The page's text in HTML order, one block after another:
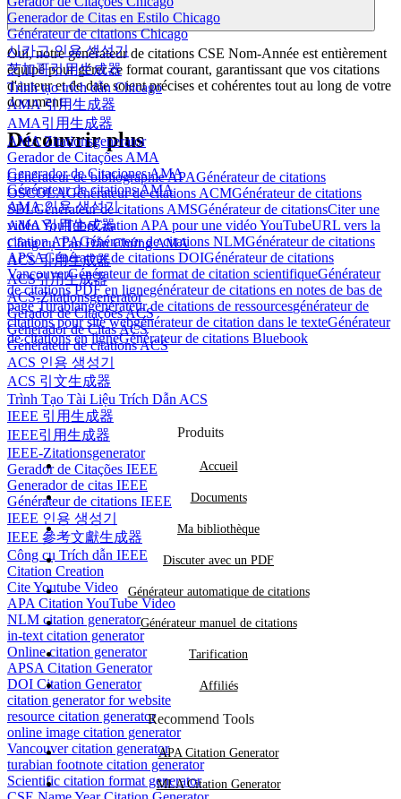
Generador de Citas en Estilo Chicago
Générateur de citations Chicago
시카고 인용 생성기
芝加哥引用生成器
Trình tạo trích dẫn Chicago
AMA 引用生成器
AMA引用生成器
AMA Zitationsgenerator
Gerador de Citações AMA
Generador de Citaciones AMA
Générateur de citations AMA
AMA 인용 생성기
AMA 引用生成器
Công cụ Tạo Dẫn Chứng AMA
ACS 引用生成器
ACS引用生成器
ACS-Zitationsgenerator
Gerador de Citações ACS
Generador de Citas ACS
Générateur de citations ACS
ACS 인용 생성기
ACS 引文生成器
Trình Tạo Tài Liệu Trích Dẫn ACS
IEEE 引用生成器
IEEE引用生成器
IEEE-Zitationsgenerator
Gerador de Citações IEEE
Generador de citas IEEE
Générateur de citations IEEE
IEEE 인용 생성기
IEEE 參考文獻生成器
Công cụ Trích dẫn IEEE
Citation Creation
Cite Youtube Video
APA Citation YouTube Video
NLM citation generator
in-text citation generator
Online citation generator
APSA Citation Generator
DOI Citation Generator
citation generator for website
resource citation generator
online image citation generator
Vancouver citation generator
turabian footnote citation generator
Scientific citation format generator
Oui, notre générateur de citations CSE Nom-Année est entièrement
équipé pour gérer ce format courant, garantissant que vos citations
d'auteur et de date soient précises et cohérentes tout au long de votre
document.
Découvrir plus
Générateur de bibliographie APAGénérateur de citations
OSCOLAGénérateur de citations ACMGénérateur de citations
SBLGénérateur de citations AMSGénérateur de citationsCiter une
vidéo YouTubeCitation APA pour une vidéo YouTubeURL vers la
citation APAGénérateur de citations NLMGénérateur de citations
APSAGénérateur de citations DOIGénérateur de citations
VancouverGénérateur de format de citation scientifiqueGénérateur
de citations PDF en lignegénérateur de citations en notes de bas de
page Turabiangénérateur de citations de ressourcesgénérateur de
citations pour site webgénérateur de citation dans le texteGénérateur
de citations en ligneGénérateur de citations Bluebook
Produits
Accueil
Documents
Ma bibliothèque
Discuter avec un PDF
Générateur automatique de citations
Générateur manuel de citations
Tarification
Affiliés
Recommend Tools
APA Citation Generator
MLA Citation Generator